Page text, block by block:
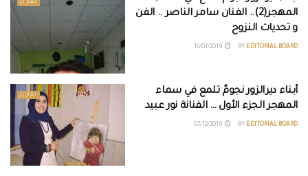
تقارير
المهجر(2).. الفنان سامر الناصر .. الفن
و تحديات النزوح
BY EDITORIAL BOARD
تقارير
أبناء ديرالزور نجومٌ تلمع في سماء
المهجر الجزء الأول … الفنانة نور عبيد
BY EDITORIAL BOARD